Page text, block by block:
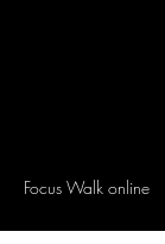
Focus Walk online